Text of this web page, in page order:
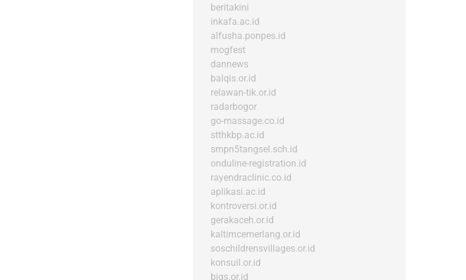
beritakini
inkafa.ac.id
alfusha.ponpes.id
mogfest
dannews
balqis.or.id
relawan-tik.or.id
radarbogor
go-massage.co.id
stthkbp.ac.id
smpn5tangsel.sch.id
onduline-registration.id
rayendraclinic.co.id
aplikasi.ac.id
kontroversi.or.id
gerakaceh.or.id
kaltimcemerlang.or.id
soschildrensvillages.or.id
konsuil.or.id
bigs.or.id